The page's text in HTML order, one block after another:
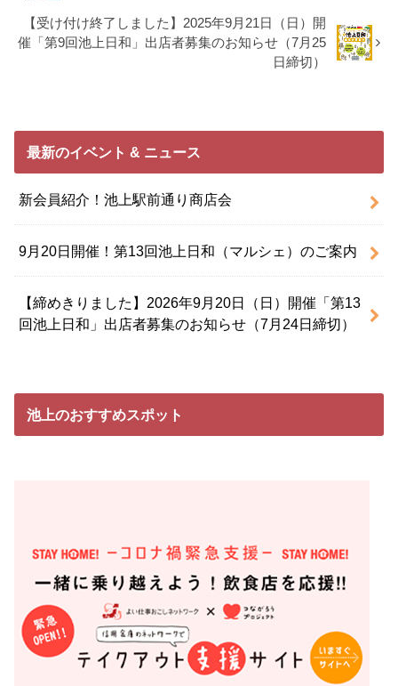
【受け付け終了しました】2025年9月21日（日）開
催「第9回池上日和」出店者募集のお知らせ（7月25
日締切）
最新のイベント & ニュース
新会員紹介！池上駅前通り商店会
9月20日開催！第13回池上日和（マルシェ）のご案内
【締めきりました】2026年9月20日（日）開催「第13
回池上日和」出店者募集のお知らせ（7月24日締切）
池上のおすすめスポット